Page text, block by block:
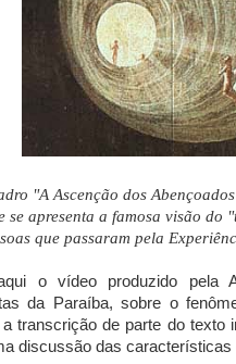
"A Ascenção dos
se apresenta a famosa visão
que passaram pela
o vídeo produzido pela
da Paraíba, sobre o
transcrição de parte do texto
discussão das